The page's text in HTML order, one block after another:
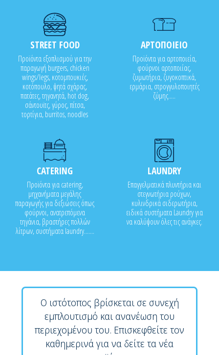
STREET FOOD
Προϊόντα εξοπλισμού για την
παραγωγή burgers, chicken
wings/legs, κοτομπουκιές,
κοτόπουλο, ψητά σχάρας,
πατάτες, τηγανητά, hot dog,
σάντουϊτς, γύρος, πίτσα,
τορτίγια, burritos, noodles
ΑΡΤΟΠΟΙΕΙΟ
Προϊόντα για αρτοποιεία,
φούρνοι αρτοποιίας,
ζυμωτήρια, ζυγοκοπτικά,
ερμάρια, στρογγυλοποιητές
ζύμης.....
CATERING
Προϊόντα για catering,
μηχανήματα μεγάλης
παραγωγής για δεξιώσεις όπως
φούρνοι, ανατρεπόμενα
τηγάνια, βραστήρες πολλών
λίτρων, συστήματα laundry.......
LAUNDRY
Επαγγελματικά πλυντήρια και
στεγνωτήρια ρούχων,
κυλινδρικά σιδερωτήρια,
ειδικά συστήματα Laundry για
να καλύψουν όλες τις ανάγκες.
Ο ιστότοπος βρίσκεται σε συνεχή
εμπλουτισμό και ανανέωση του
περιεχομένου του. Επισκεφθείτε τον
καθημερινά για να δείτε τα νέα